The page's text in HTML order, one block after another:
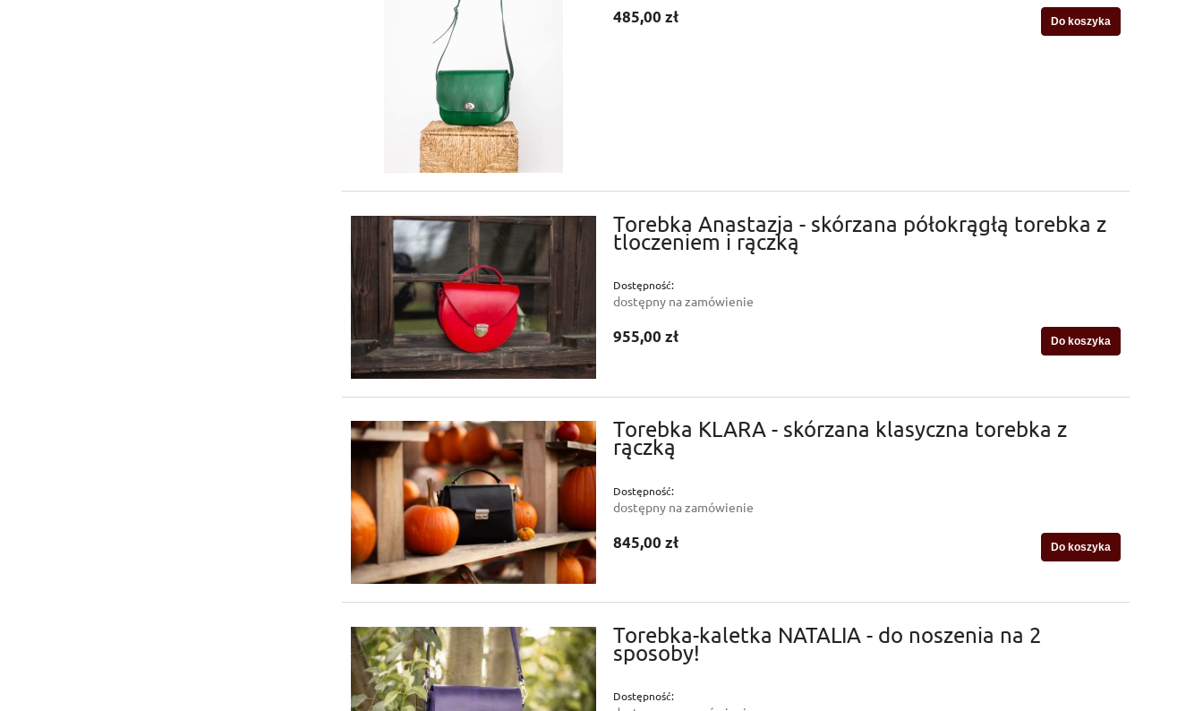
485,00 zł Do koszyka
Torebka Anastazja - skórzana półokrągłą torebka z
tloczeniem i rączką
Dostępność:
dostępny na zamówienie
955,00 zł Do koszyka
Torebka KLARA - skórzana klasyczna torebka z
rączką
Dostępność:
dostępny na zamówienie
845,00 zł Do koszyka
Torebka-kaletka NATALIA - do noszenia na 2
sposoby!
Dostępność: